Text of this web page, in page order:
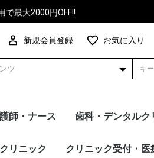
で最大2000円OFF!!
新規会員登録 お気に入り
トップス
パンツ
インナー
FOLK
PANTONE
Wacoal
Dickies
Mizuno
MICHEL KLEIN
UNITE
en joie（アン ジョ
HANECTONE(ハネクト
RISERVA（リゼルヴ
WHISEL
サーヴォ
ESTNATION
師・ナース
ラブ・パンツ トップス
パンツ
ニック・ケーシー
ピース
ディガン
ナー
他アイテム
カー別 FOLK
PANTONE
Wacoal
Dickies
Mizuno
UNITE
MICHEL
en joie（
サーヴォ
RISERVA
WHISEL
歯科・デンタルク
スクラブ・パンツ
カーディガン
ワンピース
インナー
ドクターコート
その他アイテム
メーカー別
リニック クリニック受付・医